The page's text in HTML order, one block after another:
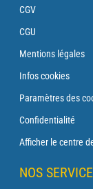
CGV
CGU
Mentions légales
Infos cookies
Paramètres des
Confidentialité
Afficher le centre
NOS